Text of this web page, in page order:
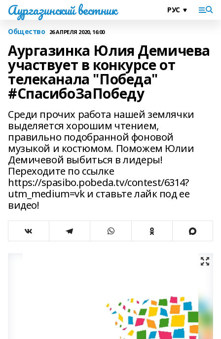
Аургазинский вестник
Общество 26 АПРЕЛЯ 2020, 16:00
Аургазинка Юлия Демичева
участвует в конкурсе от
телеканала "Победа"
#СпасибоЗаПобеду
Среди прочих работа нашей землячки
выделяется хорошим чтением,
правильно подобранной фоновой
музыкой и костюмом. Поможем Юлии
Демичевой выбиться в лидеры!
Переходите по ссылке
https://spasibo.pobeda.tv/contest/6314?
utm_medium=vk и ставьте лайк под ее
видео!